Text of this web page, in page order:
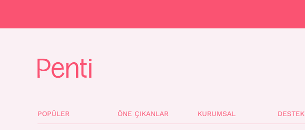
POPÜLER ÖNE ÇIKANLAR KURUMSAL DESTEK